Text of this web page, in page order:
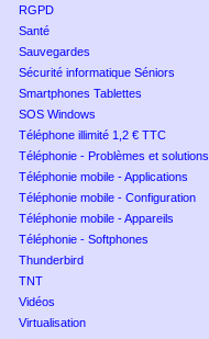
RGPD
Santé
Sauvegardes
Sécurité informatique Séniors
Smartphones Tablettes
SOS Windows
Téléphone illimité 1,2 € TTC
Téléphonie - Problèmes et solutions
Téléphonie mobile - Applications
Téléphonie mobile - Configuration
Téléphonie mobile - Appareils
Téléphonie - Softphones
Thunderbird
TNT
Vidéos
Virtualisation